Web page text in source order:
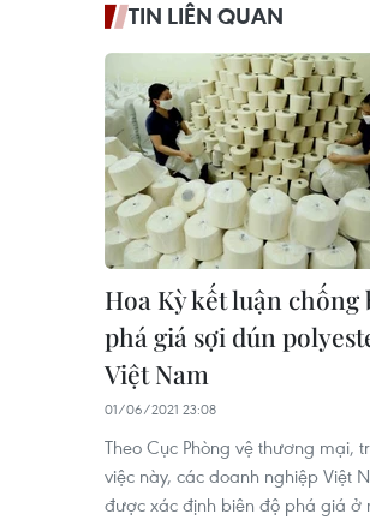
TIN LIÊN QUAN
Hoa Kỳ kết luận chống
phá giá sợi dún
Việt Nam
01/06/2021 23:08
Theo Cục Phòng vệ thương mại,
việc này, các doanh nghiệp Việt
được xác định biên độ phá giá ở